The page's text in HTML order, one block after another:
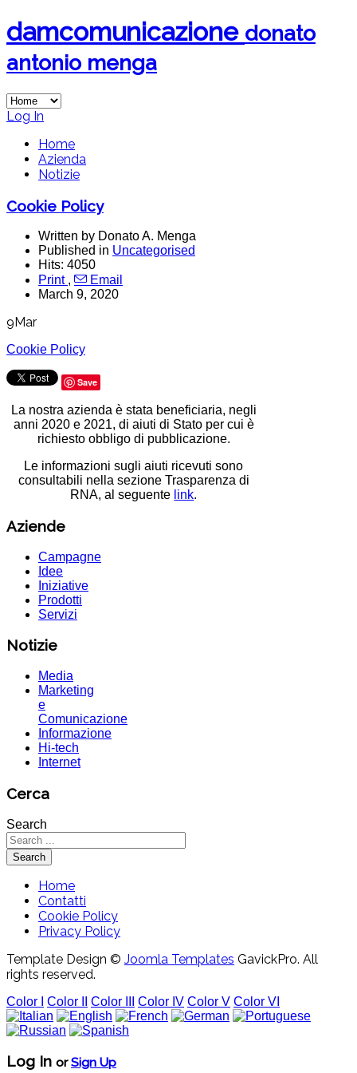
damcomunicazione donato
antonio menga
Log In
Home
Azienda
Notizie
Cookie Policy
Written by Donato A. Menga
Published in Uncategorised
Hits: 4050
Print ,
Email
March 9, 2020
9 Mar
Cookie Policy
Save
La nostra azienda è stata beneficiaria, negli
anni 2020 e 2021, di aiuti di Stato per cui è
richiesto obbligo di pubblicazione.
Le informazioni sugli aiuti ricevuti sono
consultabili nella sezione Trasparenza di
RNA, al seguente link.
Aziende
Campagne
Idee
Iniziative
Prodotti
Servizi
Notizie
Media
Marketing
e
Comunicazione
Informazione
Hi-tech
Internet
Cerca
Search
Search
Home
Contatti
Cookie Policy
Privacy Policy
Template Design © Joomla Templates GavickPro. All
rights reserved.
Color I Color II Color III Color IV Color V Color VI
Log In orSign Up